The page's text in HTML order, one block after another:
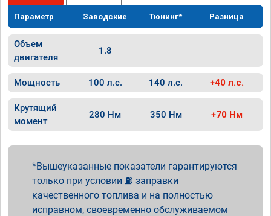
Параметр Заводские Тюнинг* Разница
Объем
двигателя
1.8
Мощность 100 л.с. 140 л.с. +40 л.с.
Крутящий
момент
280 Нм 350 Нм +70 Нм
Вышеуказанные показатели гарантируются
только при условии ⛽ заправки
качественного топлива и на полностью
исправном, своевременно обслуживаемом